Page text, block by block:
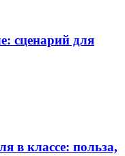
сценарий для
в классе: польза,